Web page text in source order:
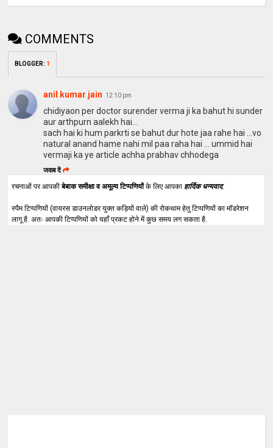
COMMENTS
BLOGGER: 1
anil kumar jain 12:10 pm
chidiyaon per doctor surender verma ji ka bahut hi sunder
aur arthpurn aalekh hai...
sach hai ki hum parkrti se bahut dur hote jaa rahe hai ...vo
natural anand hame nahi mil paa raha hai ... ummid hai
vermaji ka ye article achha prabhav chhodega
जवाब दें
रचनाओं पर आपकीबेबाक समीक्षा व अमूल्य टिप्पणियोंके लिए आपका हार्दिक धन्यवाद.
स्पैम टिप्पणियों (वायरस डाउनलोडर युक्त कड़ियों वाले) की रोकथाम हेतु टिप्पणियों का मॉडरेशन
लागू है. अतः आपकी टिप्पणियों को यहाँ प्रकट होने में कुछ समय लग सकता है.